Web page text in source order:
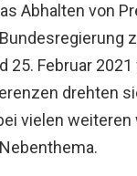
Abhalten von
25. Februar
drehten
vielen weiteren